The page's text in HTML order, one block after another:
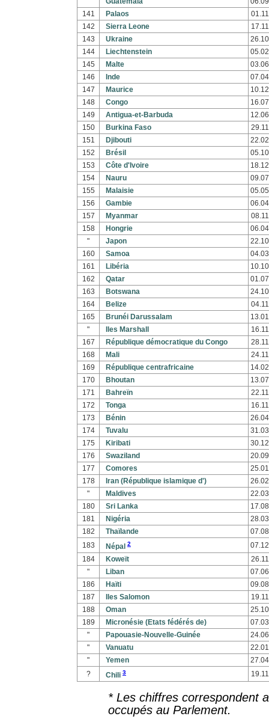
141
Palaos
142
Sierra Leone
143
Ukraine
144
Liechtenstein
145
Malte
146
Inde
147
Maurice
148
Congo
149
Antigua-et-Barbuda
150
Burkina Faso
151
Djibouti
152
Brésil
153
Côte d'Ivoire
154
Nauru
155
Malaisie
156
Gambie
157
Myanmar
158
Hongrie
"
Japon
160
Samoa
161
Libéria
162
Qatar
163
Botswana
164
Belize
165
Brunéi Darussalam
"
Iles Marshall
167
République démocratique du Congo
168
Mali
169
République centrafricaine
170
Bhoutan
171
Bahreïn
172
Tonga
173
Bénin
174
Tuvalu
175
Kiribati
176
Swaziland
177
Comores
178
Iran (République islamique d')
"
Maldives
180
Sri Lanka
181
Nigéria
182
Thaïlande
183
Népal 2
184
Koweït
"
Liban
186
Haïti
187
Iles Salomon
188
Oman
189
Micronésie (Etats fédérés de)
"
Papouasie-Nouvelle-Guinée
"
Vanuatu
"
Yemen
?
Chili 3
* Les chiffres correspondent
occupés au Parlement.